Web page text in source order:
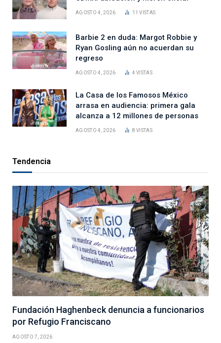
AGOSTO 4, 2026 11VISTAS
Barbie 2 en duda: Margot Robbie y
Ryan Gosling aún no acuerdan su
regreso
AGOSTO 4, 2026 4VISTAS
La Casa de los Famosos México
arrasa en audiencia: primera gala
alcanza a 12 millones de personas
AGOSTO 4, 2026 8VISTAS
Tendencia
Fundación Haghenbeck denuncia a funcionarios
por Refugio Franciscano
AGOSTO 7, 2026